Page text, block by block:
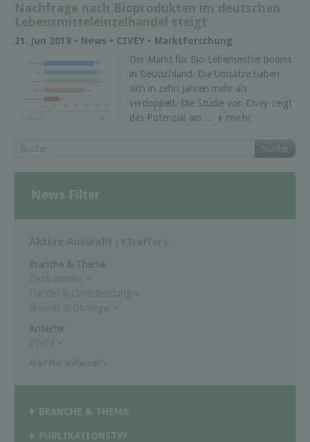
Nachfrage nach Bioprodukten im deutschen
Lebensmitteleinzelhandel steigt
21. Jun 2018 • News • CIVEY • Marktforschung
Der Markt für Bio-Lebensmittel boomt
in Deutschland. Die Umsätze haben
sich in zehn Jahren mehr als
verdoppelt. Die Studie von Civey zeigt
das Potenzial am ...
mehr
Suche
News Filter
Aktive Auswahl ( 1 Treffer )
Branche & Thema
Gastronomie ×
Handel & Dienstleistung ×
Umwelt & Ökologie ×
Anbieter
CIVEY
×
BRANCHE & THEMA
PUBLIKATIONSTYP